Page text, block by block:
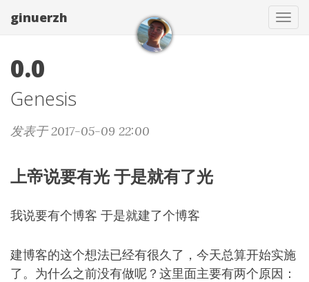
ginuerzh
0.0
Genesis
发表于 2017-05-09 22:00
上帝说要有光 于是就有了光
我说要有个博客 于是就建了个博客
建博客的这个想法已经有很久了，今天总算开始实施
了。为什么之前没有做呢？这里面主要有两个原因：